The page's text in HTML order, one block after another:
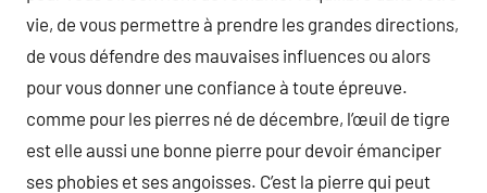
vie, de vous permettre à prendre les grandes directions,
de vous défendre des mauvaises influences ou alors
pour vous donner une confiance à toute épreuve.
comme pour les pierres né de décembre, l’œuil de tigre
est elle aussi une bonne pierre pour devoir émanciper
ses phobies et ses angoisses. C’est la pierre qui peut